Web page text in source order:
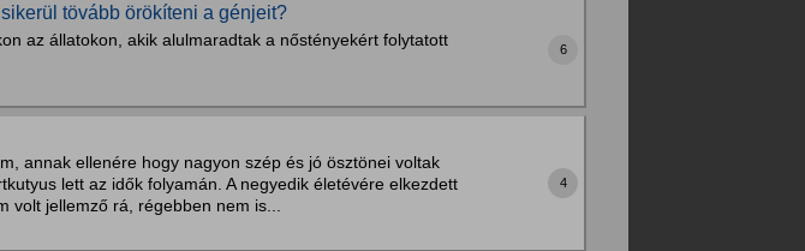
tövább örökíteni a génjeit?
az állatokon, akik alulmaradtak a nőstényekért folytatott
6
annak ellenére hogy nagyon szép és jó ösztönei voltak
lett az idők folyamán. A negyedik életévére elkezdett
jellemző rá, régebben nem is...
4